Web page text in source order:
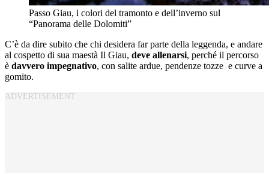
Passo Giau, i colori del tramonto e dell’inverno sul
“Panorama delle Dolomiti”
C’è da dire subito che chi desidera far parte della leggenda, e andare
al cospetto di sua maestà Il Giau, deve allenarsi, perché il percorso
è davvero impegnativo, con salite ardue, pendenze tozze e curve a
gomito.